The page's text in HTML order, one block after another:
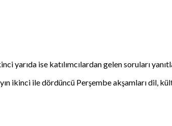
yarıda ise katılımcılardan gelen soruları
ikinci ile dördüncü Perşembe akşamları dil,